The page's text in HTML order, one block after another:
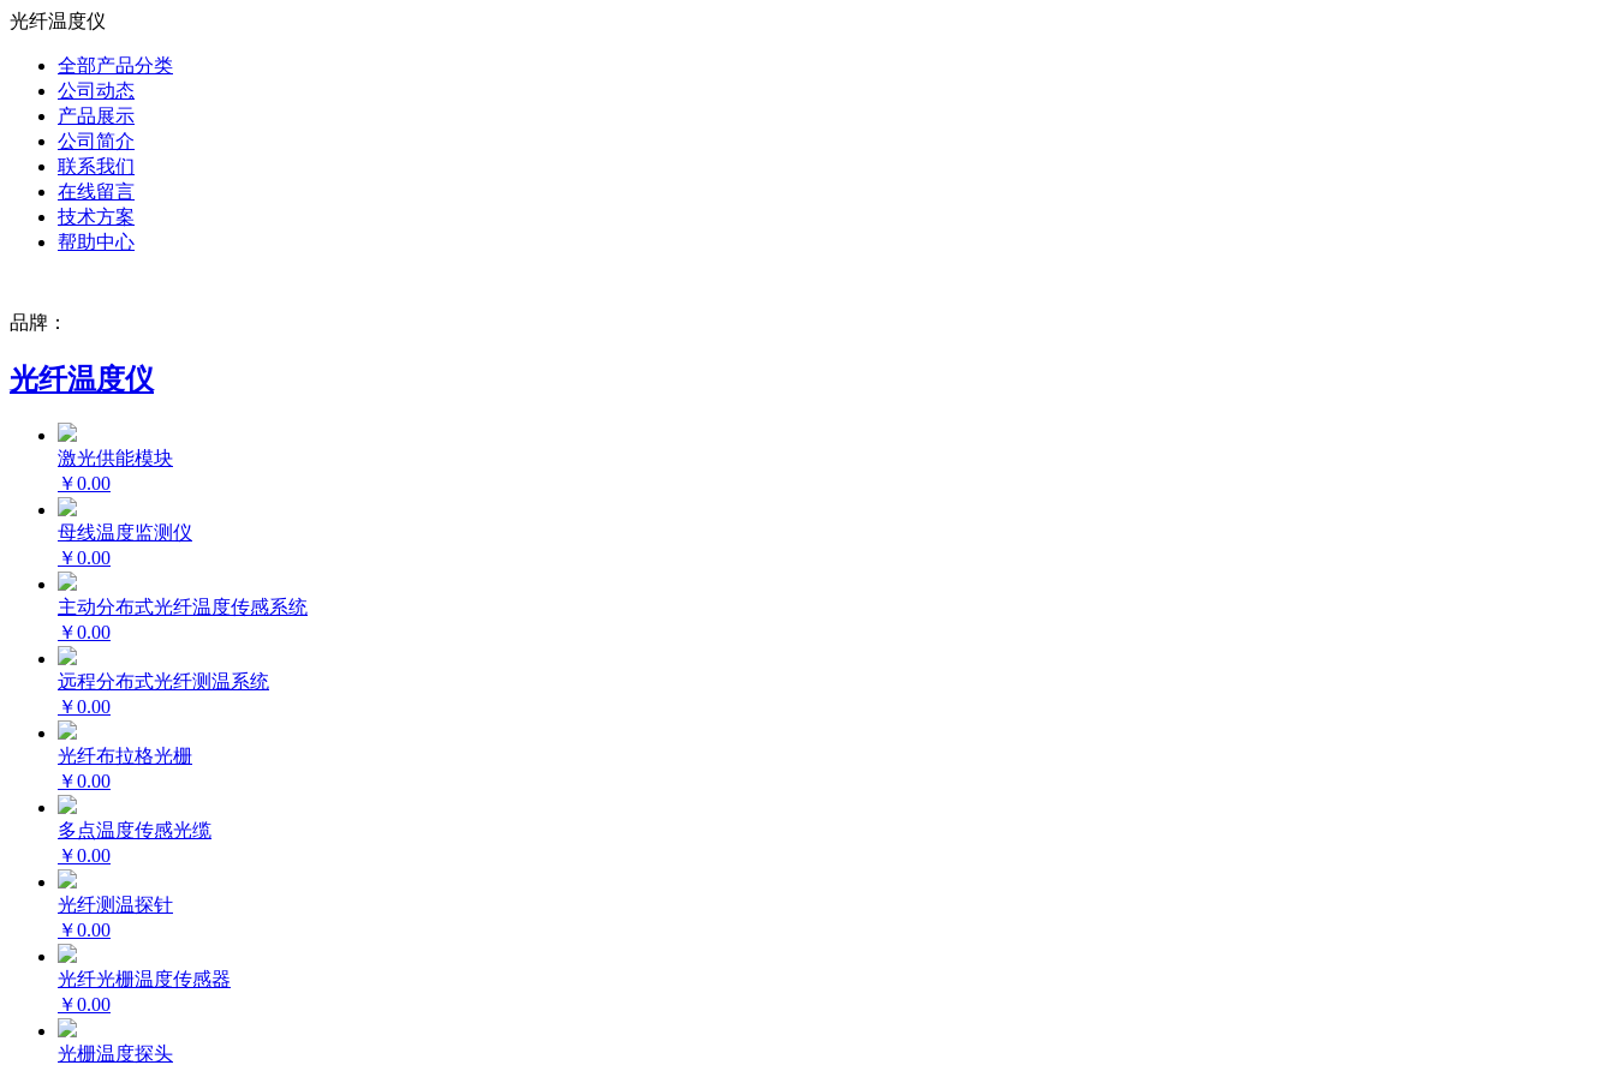
光纤温度仪
全部产品分类
公司动态
产品展示
公司简介
联系我们
在线留言
技术方案
帮助中心
品牌：
光纤温度仪
激光供能模块
￥0.00
母线温度监测仪
￥0.00
主动分布式光纤温度传感系统
￥0.00
远程分布式光纤测温系统
￥0.00
光纤布拉格光栅
￥0.00
多点温度传感光缆
￥0.00
光纤测温探针
￥0.00
光纤光栅温度传感器
￥0.00
光栅温度探头